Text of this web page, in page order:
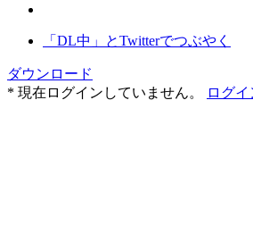
「DL中」とTwitterでつぶやく
ダウンロード
* 現在ログインしていません。
ログイ